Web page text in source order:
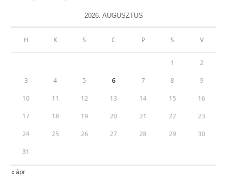
2026. AUGUSZTUS
H K S C P S V
1 2
3 4 5 6 7 8 9
10 11 12 13 14 15 16
17 18 19 20 21 22 23
24 25 26 27 28 29 30
31
« ápr